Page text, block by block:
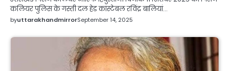
कलियर पुलिस के गस्ती दल हेड कांस्टेबल रविंद्र बालियां…
byuttarakhandmirrorSeptember 14, 2025